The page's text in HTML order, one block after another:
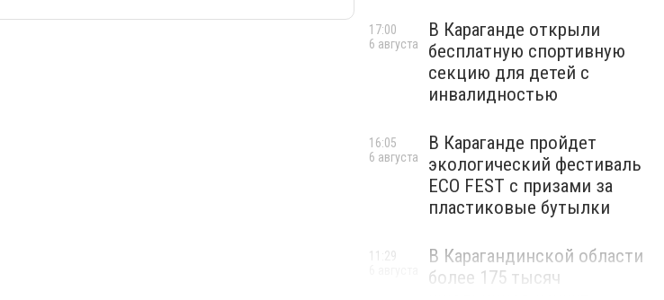
В Караганде открыли
бесплатную спортивную
секцию для детей с
инвалидностью
17:00
6 августа
В Караганде пройдет
экологический фестиваль
ECO FEST с призами за
пластиковые бутылки
16:05
6 августа
В Карагандинской области
более 175 тысяч
11:29